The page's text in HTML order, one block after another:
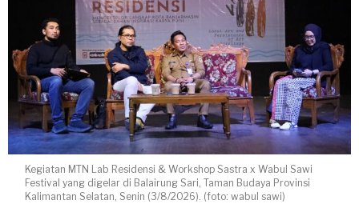
Kegiatan MTN Lab Residensi & Workshop Sastra x Wabul Sawi
Festival yang digelar di Balairung Sari, Taman Budaya Provinsi
Kalimantan Selatan, Senin (3/8/2026). (foto: wabul sawi)